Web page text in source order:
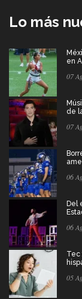
Lo más
en
07
de
07
06
Del
06
Tec
05